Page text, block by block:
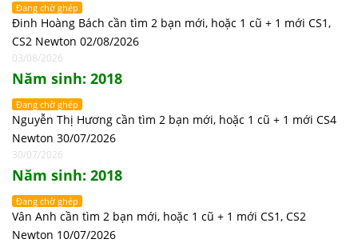
Đang chờ ghép
Đinh Hoàng Bách cần tìm 2 bạn mới, hoặc 1 cũ + 1 mới CS1,
CS2 Newton 02/08/2026
03/08/2026
Năm sinh: 2018
Đang chờ ghép
Nguyễn Thị Hương cần tìm 2 bạn mới, hoặc 1 cũ + 1 mới CS4
Newton 30/07/2026
30/07/2026
Năm sinh: 2018
Đang chờ ghép
Vân Anh cần tìm 2 bạn mới, hoặc 1 cũ + 1 mới CS1, CS2
Newton 10/07/2026